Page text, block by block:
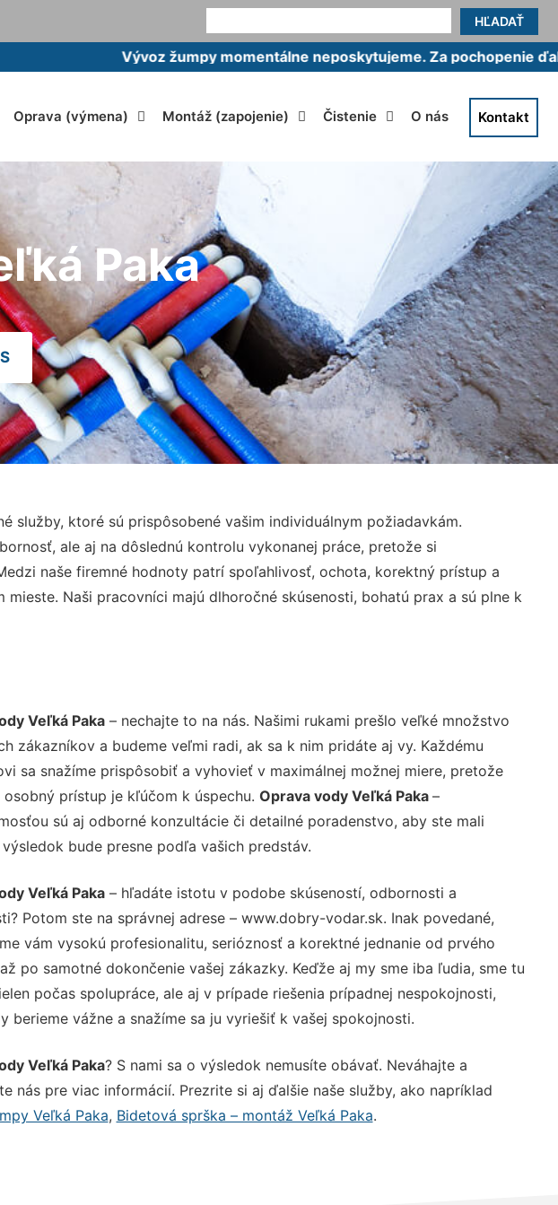
HĽADAŤ
Vývoz žumpy momentálne neposkytujeme. Za pochopenie ďakujeme.
Oprava (výmena) Montáž (zapojenie) Čistenie O nás Kontakt
Paka
služby, ktoré sú prispôsobené vašim individuálnym požiadavkám.
ale aj na dôslednú kontrolu vykonanej práce, pretože si
naše firemné hodnoty patrí spoľahlivosť, ochota, korektný prístup a
Naši pracovníci majú dlhoročné skúsenosti, bohatú prax a sú plne k
Veľká Paka– nechajte to na nás. Našimi rukami prešlo veľké množstvo
zákazníkov a budeme veľmi radi, ak sa k nim pridáte aj vy. Každému
sa snažíme prispôsobiť a vyhovieť v maximálnej možnej miere, pretože
osobný prístup je kľúčom k úspechu. Oprava vody Veľká Paka –
sú aj odborné konzultácie či detailné poradenstvo, aby ste mali
bude presne podľa vašich predstáv.
Veľká Paka– hľadáte istotu v podobe skúseností, odbornosti a
Potom ste na správnej adrese – www.dobry-vodar.sk. Inak povedané,
vám vysokú profesionalitu, serióznosť a korektné jednanie od prvého
po samotné dokončenie vašej zákazky. Keďže aj my sme iba ľudia, sme tu
počas spolupráce, ale aj v prípade riešenia prípadnej nespokojnosti,
berieme vážne a snažíme sa ju vyriešiť k vašej spokojnosti.
Veľká Paka? S nami sa o výsledok nemusíte obávať. Neváhajte a
nás pre viac informácií. Prezrite si aj ďalšie naše služby, ako napríklad
Veľká Paka, Bidetová sprška – montáž Veľká Paka.